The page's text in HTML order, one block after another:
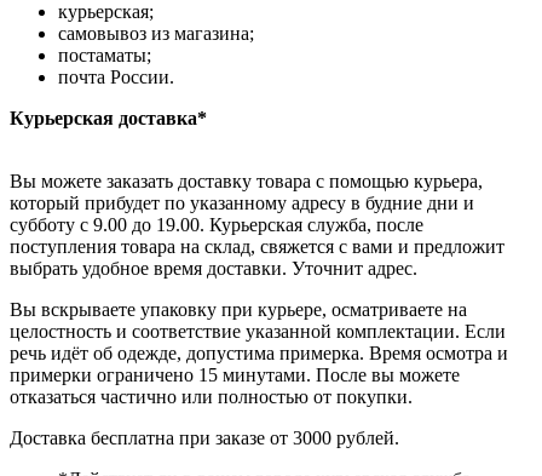
курьерская;
самовывоз из магазина;
постаматы;
почта России.
Курьерская доставка*
Вы можете заказать доставку товара с помощью курьера,
который прибудет по указанному адресу в будние дни и
субботу с 9.00 до 19.00. Курьерская служба, после
поступления товара на склад, свяжется с вами и предложит
выбрать удобное время доставки. Уточнит адрес.
Вы вскрываете упаковку при курьере, осматриваете на
целостность и соответствие указанной комплектации. Если
речь идёт об одежде, допустима примерка. Время осмотра и
примерки ограничено 15 минутами. После вы можете
отказаться частично или полностью от покупки.
Доставка бесплатна при заказе от 3000 рублей.